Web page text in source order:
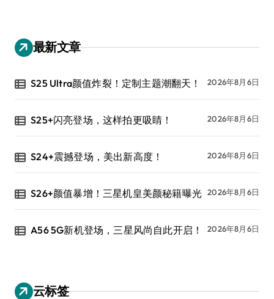
最新文章
S25 Ultra颜值炸裂！定制主题潮翻天！ 2026年8月6日
S25+闪亮登场，这样拍更吸睛！ 2026年8月6日
S24+震撼登场，美出新高度！ 2026年8月6日
S26+颜值暴增！三星机皇美颜秘籍曝光 2026年8月6日
A56 5G新机登场，三星风尚自此开启！ 2026年8月6日
云标签